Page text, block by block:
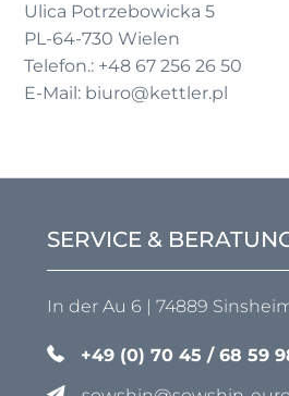
Ulica Potrzebowicka 5
PL-64-730 Wielen
Telefon.: +48 67 256 26 50
E-Mail: biuro@kettler.pl
SERVICE &
In der Au 6 | 74889
+49 (0) 70 45 / 68 59